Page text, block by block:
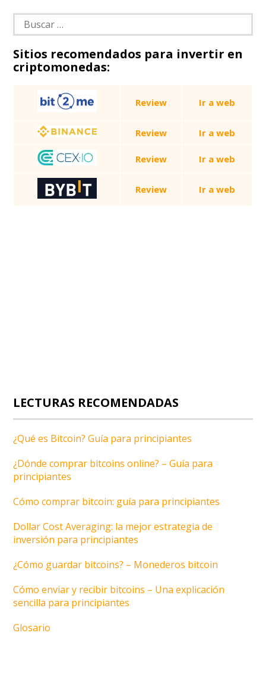
Buscar:
Sitios recomendados para invertir en
criptomonedas:
Review Ir a web
Review Ir a web
Review Ir a web
Review Ir a web
LECTURAS RECOMENDADAS
¿Qué es Bitcoin? Guía para principiantes
¿Dónde comprar bitcoins online? – Guía para
principiantes
Cómo comprar bitcoin: guía para principiantes
Dollar Cost Averaging: la mejor estrategia de
inversión para principiantes
¿Cómo guardar bitcoins? – Monederos bitcoin
Cómo enviar y recibir bitcoins – Una explicación
sencilla para principiantes
Glosario